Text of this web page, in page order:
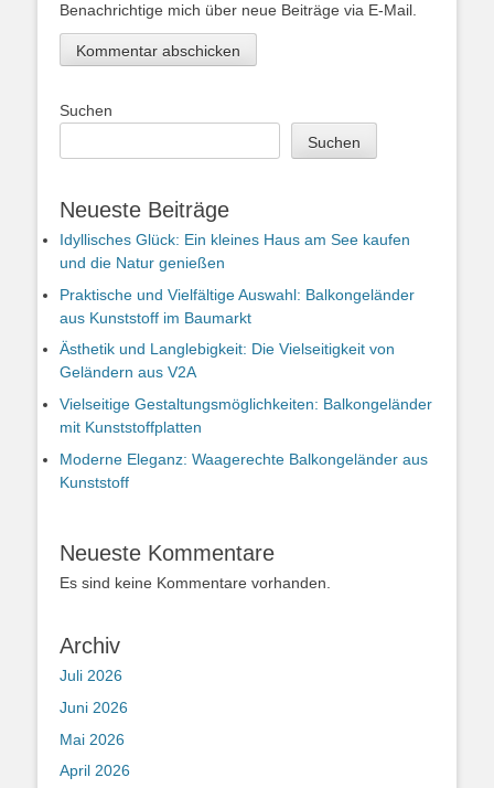
Benachrichtige mich über neue Beiträge via E-Mail.
Suchen
Suchen
Neueste Beiträge
Idyllisches Glück: Ein kleines Haus am See kaufen
und die Natur genießen
Praktische und Vielfältige Auswahl: Balkongeländer
aus Kunststoff im Baumarkt
Ästhetik und Langlebigkeit: Die Vielseitigkeit von
Geländern aus V2A
Vielseitige Gestaltungsmöglichkeiten: Balkongeländer
mit Kunststoffplatten
Moderne Eleganz: Waagerechte Balkongeländer aus
Kunststoff
Neueste Kommentare
Es sind keine Kommentare vorhanden.
Archiv
Juli 2026
Juni 2026
Mai 2026
April 2026